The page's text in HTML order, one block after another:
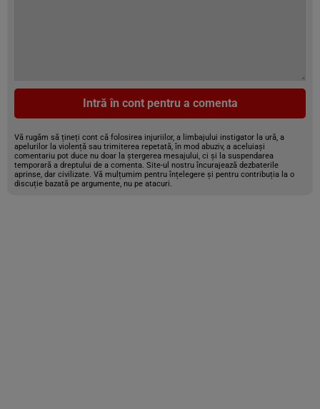
Intră în cont pentru a comenta
Vă rugăm să țineți cont că folosirea injuriilor, a limbajului instigator la ură, a
apelurilor la violență sau trimiterea repetată, în mod abuziv, a aceluiași
comentariu pot duce nu doar la ștergerea mesajului, ci și la suspendarea
temporară a dreptului de a comenta. Site-ul nostru încurajează dezbaterile
aprinse, dar civilizate. Vă mulțumim pentru înțelegere și pentru contribuția la o
discuție bazată pe argumente, nu pe atacuri.